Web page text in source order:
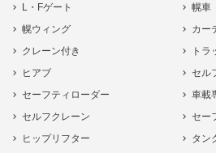
L・Fゲート
幌車
幌ウィング
カー
クレーン付き
トラ
ヒアブ
セル
セーフティローダー
車載
セルフクレーン
セー
ヒップリフター
タン